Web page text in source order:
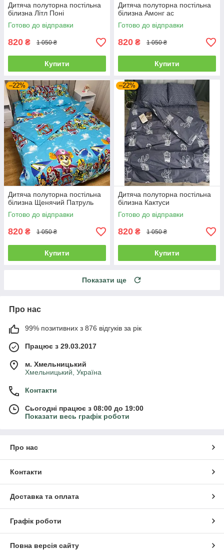
Дитяча полуторна постільна
білизна Літл Поні
Готово до відправки
820 ₴ 1 050 ₴
Купити
Дитяча полуторна постільна
білизна Амонг ас
Готово до відправки
820 ₴ 1 050 ₴
Купити
–22%
Дитяча полуторна постільна
білизна Щенячий Патруль
Готово до відправки
820 ₴ 1 050 ₴
Купити
–22%
Дитяча полуторна постільна
білизна Кактуси
Готово до відправки
820 ₴ 1 050 ₴
Купити
Показати ще
Про нас
99% позитивних з 876 відгуків за рік
Працює з 29.03.2017
м. Хмельницький
Хмельницький, Україна
Контакти
Сьогодні працює з 08:00 до 19:00
Показати весь графік роботи
Про нас
Контакти
Доставка та оплата
Графік роботи
Повна версія сайту